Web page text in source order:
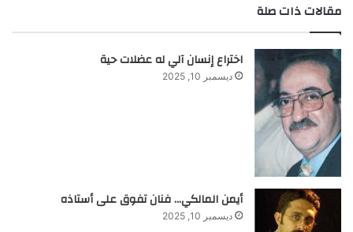
مقالات ذات صلة
اختراع إنسان آلي له عضلات حية
ديسمبر 10, 2025
أيمن المالكي… فنان تفوق على أستاذه
ديسمبر 10, 2025